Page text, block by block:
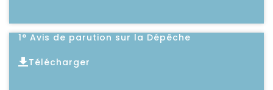
1° Avis de parution sur la Dépêche
Télécharger